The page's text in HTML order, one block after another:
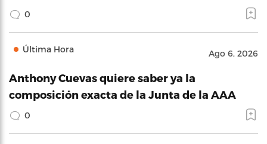
0
Última Hora Ago 6, 2026
Anthony Cuevas quiere saber ya la
composición exacta de la Junta de la AAA
0